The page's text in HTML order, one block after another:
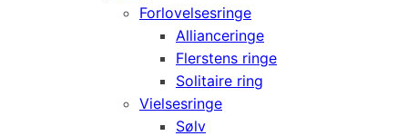
Forlovelsesringe
Allianceringe
Flerstens ringe
Solitaire ring
Vielsesringe
Sølv